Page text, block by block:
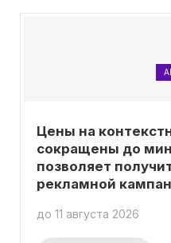
Цены на
сокращены до
позволяет
рекламной
до 11 августа 2026